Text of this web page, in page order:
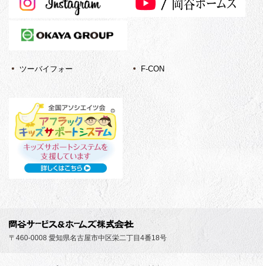
ツーバイフォー F-CON
〒460-0008 愛知県名古屋市中区栄二丁目4番18号